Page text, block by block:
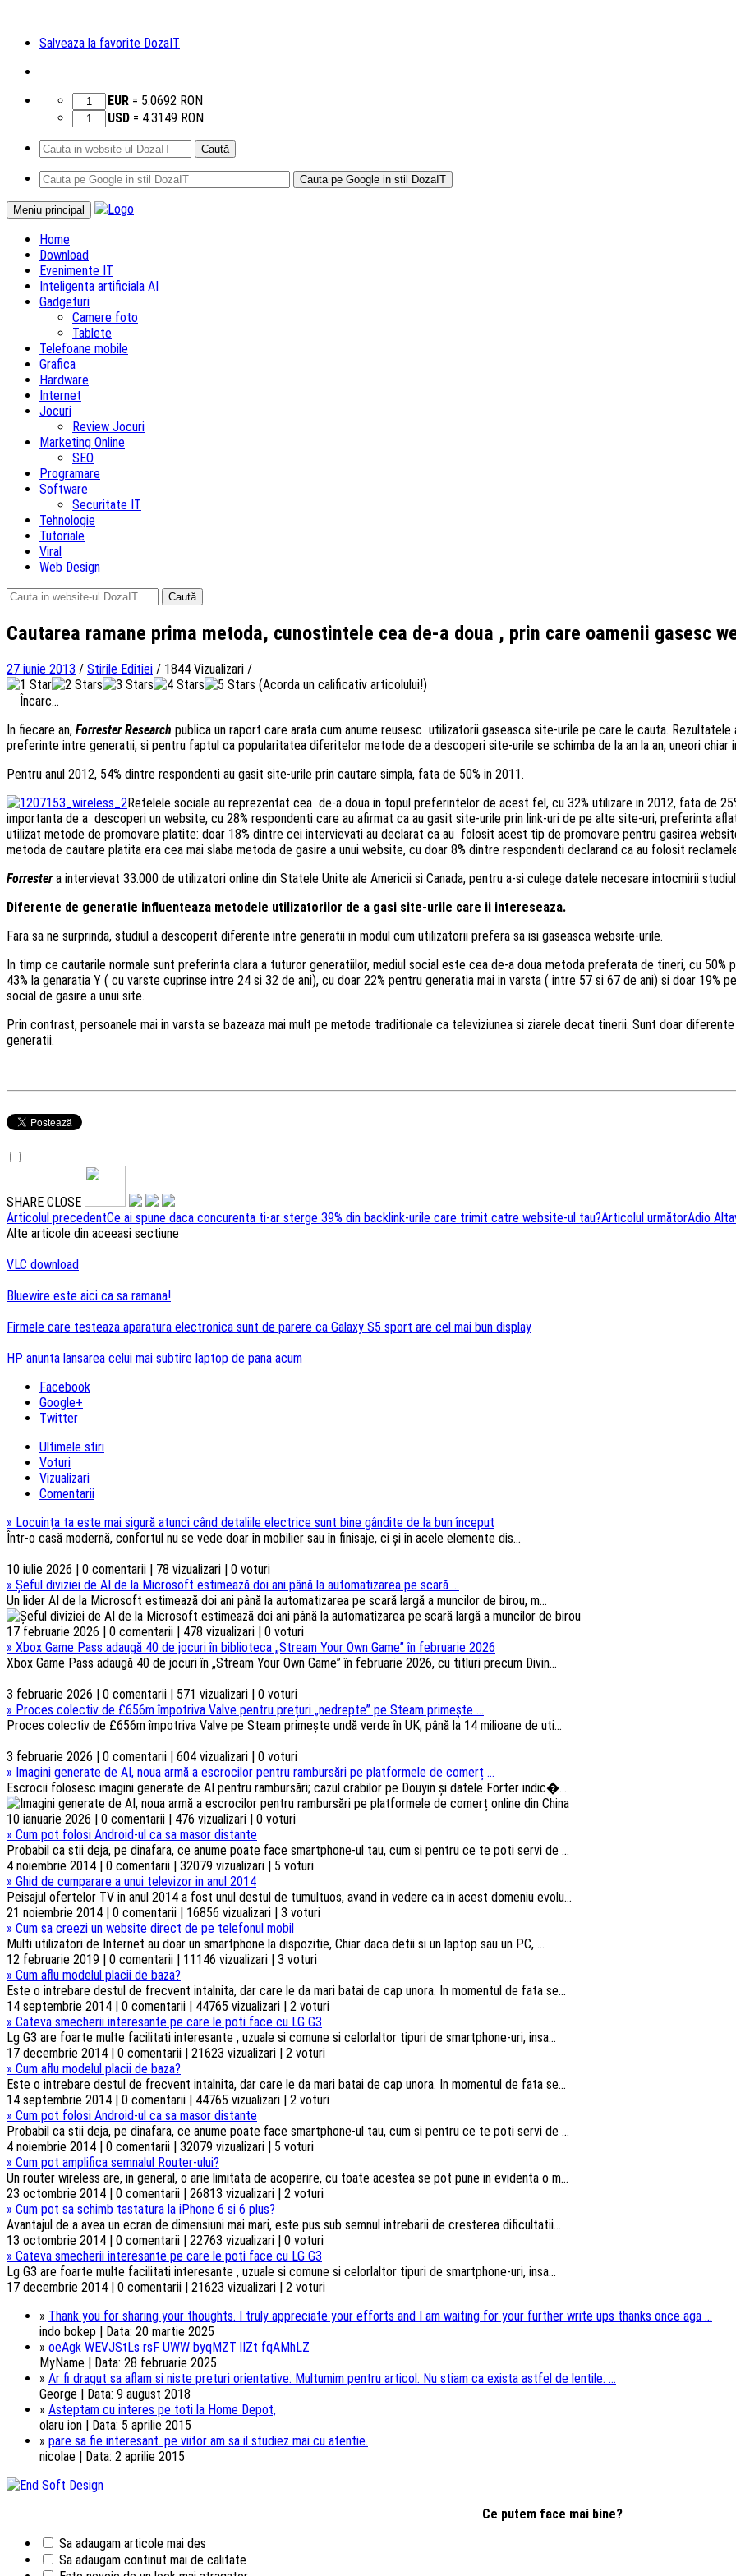
Salveaza la favorite DozaIT
EUR = 5.0692 RON
USD = 4.3149 RON
Caută
după:
Meniu principal
Sari
Home
Download
Evenimente IT
Inteligenta artificiala AI
Gadgeturi
Camere foto
Tablete
Telefoane mobile
Grafica
Hardware
Internet
Jocuri
Review Jocuri
Marketing Online
SEO
Programare
Software
Securitate IT
Tehnologie
Tutoriale
Viral
Web Design
Caută
după:
Cautarea ramane prima metoda, cunostintele cea de-a doua , prin care oamenii gasesc
27 iunie 2013 / Stirile Editiei / 1844 Vizualizari /
(Acorda un calificativ articolului!)
Încarc...
In fiecare an, Forrester Research publica un raport care arata cum anume reusesc utilizatorii gaseasca site-urile pe care le cauta.
preferinte intre generatii, si pentru faptul ca popularitatea diferitelor metode de a descoperi site-urile se schimba de la an la an, uneori chiar
Pentru anul 2012, 54% dintre respondenti au gasit site-urile prin cautare simpla, fata de 50% in 2011.
Retelele sociale au reprezentat cea de-a doua in topul preferintelor de acest fel, cu 32% utilizare in 2012, fata de
importanta de a descoperi un website, cu 28% respondenti care au afirmat ca au gasit site-urile prin link-uri de pe alte site-uri, preferinta
utilizat metode de promovare platite: doar 18% dintre cei intervievati au declarat ca au folosit acest tip de promovare pentru gasirea
metoda de cautare platita era cea mai slaba metoda de gasire a unui website, cu doar 8% dintre respondenti declarand ca au folosit
Forrestera intervievat 33.000 de utilizatori online din Statele Unite ale Americii si Canada, pentru a-si culege datele necesare intocmirii
Diferente de generatie influenteaza metodele utilizatorilor de a gasi site-urile care ii intereseaza.
Fara sa ne surprinda, studiul a descoperit diferente intre generatii in modul cum utilizatorii prefera sa isi gaseasca website-urile.
In timp ce cautarile normale sunt preferinta clara a tuturor generatiilor, mediul social este cea de-a doua metoda preferata de tineri, cu
43% la genaratia Y ( cu varste cuprinse intre 24 si 32 de ani), cu doar 22% pentru generatia mai in varsta ( intre 57 si 67 de ani) si doar 19%
social de gasire a unui site.
Prin contrast, persoanele mai in varsta se bazeaza mai mult pe metode traditionale ca televiziunea si ziarele decat tinerii. Sunt doar
generatii.
SHARE CLOSE
Navigare
articole
Articolul precedentCe ai spune daca concurenta ti-ar sterge 39% din backlink-urile care trimit catre website-ul tau?Articolul următorAdio
Alte articole din aceeasi sectiune
VLC download
Bluewire este aici ca sa ramana!
Firmele care testeaza aparatura electronica sunt de parere ca Galaxy S5 sport are cel mai bun display
HP anunta lansarea celui mai subtire laptop de pana acum
Facebook
Google+
Twitter
Ultimele stiri
Voturi
Vizualizari
Comentarii
» Locuința ta este mai sigură atunci când detaliile electrice sunt bine gândite de la bun început
Într-o casă modernă, confortul nu se vede doar în mobilier sau în finisaje, ci și în acele elemente dis...
10 iulie 2026 | 0 comentarii | 78 vizualizari | 0 voturi
» Șeful diviziei de AI de la Microsoft estimează doi ani până la automatizarea pe scară ...
Un lider AI de la Microsoft estimează doi ani până la automatizarea pe scară largă a muncilor de birou, m...
17 februarie 2026 | 0 comentarii | 478 vizualizari | 0 voturi
» Xbox Game Pass adaugă 40 de jocuri în biblioteca „Stream Your Own Game” în februarie 2026
Xbox Game Pass adaugă 40 de jocuri în „Stream Your Own Game” în februarie 2026, cu titluri precum Divin...
3 februarie 2026 | 0 comentarii | 571 vizualizari | 0 voturi
» Proces colectiv de £656m împotriva Valve pentru prețuri „nedrepte” pe Steam primește ...
Proces colectiv de £656m împotriva Valve pe Steam primește undă verde în UK; până la 14 milioane de uti...
3 februarie 2026 | 0 comentarii | 604 vizualizari | 0 voturi
» Imagini generate de AI, noua armă a escrocilor pentru rambursări pe platformele de comerț ...
Escrocii folosesc imagini generate de AI pentru rambursări; cazul crabilor pe Douyin și datele Forter indic�...
10 ianuarie 2026 | 0 comentarii | 476 vizualizari | 0 voturi
» Cum pot folosi Android-ul ca sa masor distante
Probabil ca stii deja, pe dinafara, ce anume poate face smartphone-ul tau, cum si pentru ce te poti servi de ...
4 noiembrie 2014 | 0 comentarii | 32079 vizualizari | 5 voturi
» Ghid de cumparare a unui televizor in anul 2014
Peisajul ofertelor TV in anul 2014 a fost unul destul de tumultuos, avand in vedere ca in acest domeniu evolu...
21 noiembrie 2014 | 0 comentarii | 16856 vizualizari | 3 voturi
» Cum sa creezi un website direct de pe telefonul mobil
Multi utilizatori de Internet au doar un smartphone la dispozitie, Chiar daca detii si un laptop sau un PC, ...
12 februarie 2019 | 0 comentarii | 11146 vizualizari | 3 voturi
» Cum aflu modelul placii de baza?
Este o intrebare destul de frecvent intalnita, dar care le da mari batai de cap unora. In momentul de fata se...
14 septembrie 2014 | 0 comentarii | 44765 vizualizari | 2 voturi
» Cateva smecherii interesante pe care le poti face cu LG G3
Lg G3 are foarte multe facilitati interesante , uzuale si comune si celorlaltor tipuri de smartphone-uri, insa...
17 decembrie 2014 | 0 comentarii | 21623 vizualizari | 2 voturi
» Cum aflu modelul placii de baza?
Este o intrebare destul de frecvent intalnita, dar care le da mari batai de cap unora. In momentul de fata se...
14 septembrie 2014 | 0 comentarii | 44765 vizualizari | 2 voturi
» Cum pot folosi Android-ul ca sa masor distante
Probabil ca stii deja, pe dinafara, ce anume poate face smartphone-ul tau, cum si pentru ce te poti servi de ...
4 noiembrie 2014 | 0 comentarii | 32079 vizualizari | 5 voturi
» Cum pot amplifica semnalul Router-ului?
Un router wireless are, in general, o arie limitata de acoperire, cu toate acestea se pot pune in evidenta o m...
23 octombrie 2014 | 0 comentarii | 26813 vizualizari | 2 voturi
» Cum pot sa schimb tastatura la iPhone 6 si 6 plus?
Avantajul de a avea un ecran de dimensiuni mai mari, este pus sub semnul intrebarii de cresterea dificultatii...
13 octombrie 2014 | 0 comentarii | 22763 vizualizari | 0 voturi
» Cateva smecherii interesante pe care le poti face cu LG G3
Lg G3 are foarte multe facilitati interesante , uzuale si comune si celorlaltor tipuri de smartphone-uri, insa...
17 decembrie 2014 | 0 comentarii | 21623 vizualizari | 2 voturi
» Thank you for sharing your thoughts. I truly appreciate your efforts and I am waiting for your further write ups thanks once aga ...
indo bokep | Data: 20 martie 2025
» oeAgk WEVJStLs rsF UWW byqMZT lIZt fqAMhLZ
MyName | Data: 28 februarie 2025
» Ar fi dragut sa aflam si niste preturi orientative. Multumim pentru articol. Nu stiam ca exista astfel de lentile. ...
George | Data: 9 august 2018
» Asteptam cu interes pe toti la Home Depot,
olaru ion | Data: 5 aprilie 2015
» pare sa fie interesant. pe viitor am sa il studiez mai cu atentie.
nicolae | Data: 2 aprilie 2015
Ce putem face mai bine?
Sa adaugam articole mai des
Sa adaugam continut mai de calitate